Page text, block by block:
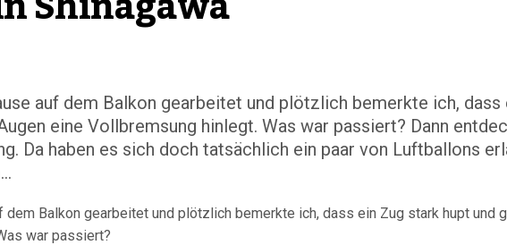
auf dem Balkon gearbeitet und plötzlich bemerkte ich, dass
eine Vollbremsung hinlegt. Was war passiert? Dann
Da haben es sich doch tatsächlich ein paar von Luftballons
Balkon gearbeitet und plötzlich bemerkte ich, dass ein Zug stark hupt und
war passiert?